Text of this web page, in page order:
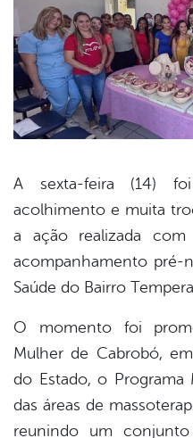
A sexta-feira (14)
acolhimento e muita
a ação realizada
acompanhamento pré-
Saúde do Bairro
O momento foi
Mulher de Cabrobó,
do Estado, o Programa
das áreas de
reunindo um